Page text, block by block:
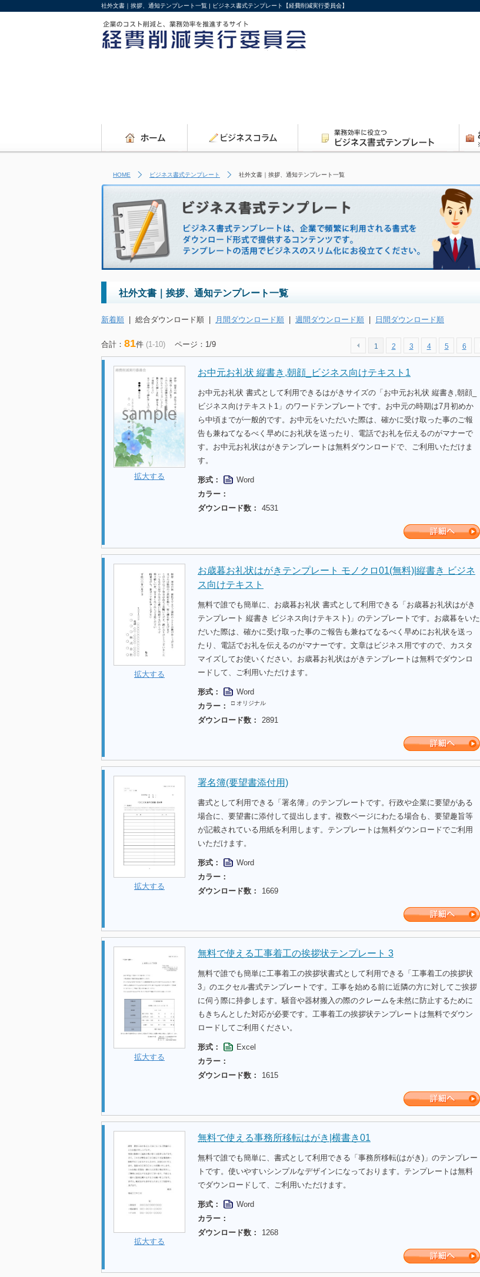
社外文書｜挨拶、通知テンプレート一覧 | ビジネス書式テンプレート【経費削減実行委員会】
HOME ビジネス書式テンプレート 社外文書｜挨拶、通知テンプレート一覧
社外文書｜挨拶、通知テンプレート一覧
新着順 | 総合ダウンロード順 | 月間ダウンロード順 | 週間ダウンロード順 | 日間ダウンロード順
合計： 81件 (1-10) ページ：1/9 1 2 3 4 5 6
拡大する
お中元お礼状 縦書き,朝顔_ビジネス向けテキスト1
お中元お礼状 書式として利用できるはがきサイズの「お中元お礼状 縦書き,朝顔_
ビジネス向けテキスト1」のワードテンプレートです。お中元の時期は7月初めか
ら中頃までが一般的です。お中元をいただいた際は、確かに受け取った事のご報
告も兼ねてなるべく早めにお礼状を送ったり、電話でお礼を伝えるのがマナーで
す。お中元お礼状はがきテンプレートは無料ダウンロードで、ご利用いただけま
す。
形式：
Word
カラー：
ダウンロード数：
4531
拡大する
お歳暮お礼状はがきテンプレート モノクロ01(無料)|縦書き ビジネ
ス向けテキスト
無料で誰でも簡単に、お歳暮お礼状 書式として利用できる「お歳暮お礼状はがき
テンプレート 縦書き ビジネス向けテキスト)」のテンプレートです。お歳暮をいた
だいた際は、確かに受け取った事のご報告も兼ねてなるべく早めにお礼状を送っ
たり、電話でお礼を伝えるのがマナーです。文章はビジネス用ですので、カスタ
マイズしてお使いください。お歳暮お礼状はがきテンプレートは無料でダウンロ
ードして、ご利用いただけます。
形式：
Word
カラー：
□ オリジナル
ダウンロード数： 2891
拡大する
署名簿(要望書添付用)
書式として利用できる「署名簿」のテンプレートです。行政や企業に要望がある
場合に、要望書に添付して提出します。複数ページにわたる場合も、要望趣旨等
が記載されている用紙を利用します。テンプレートは無料ダウンロードでご利用
いただけます。
形式：
Word
カラー：
ダウンロード数：
1669
拡大する
無料で使える工事着工の挨拶状テンプレート 3
無料で誰でも簡単に工事着工の挨拶状書式として利用できる「工事着工の挨拶状
3」のエクセル書式テンプレートです。工事を始める前に近隣の方に対してご挨拶
に伺う際に持参します。騒音や器材搬入の際のクレームを未然に防止するために
もきちんとした対応が必要です。工事着工の挨拶状テンプレートは無料でダウン
ロードしてご利用ください。
形式：
Excel
カラー：
ダウンロード数：
1615
拡大する
無料で使える事務所移転はがき|横書き01
無料で誰でも簡単に、書式として利用できる「事務所移転(はがき)」のテンプレー
トです。使いやすいシンプルなデザインになっております。テンプレートは無料
でダウンロードして、ご利用いただけます。
形式：
Word
カラー：
ダウンロード数：
1268